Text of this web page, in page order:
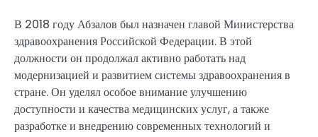
В 2018 году Абзалов был назначен главой Министерства
здравоохранения Российской Федерации. В этой
должности он продолжал активно работать над
модернизацией и развитием системы здравоохранения в
стране. Он уделял особое внимание улучшению
доступности и качества медицинских услуг, а также
разработке и внедрению современных технологий и